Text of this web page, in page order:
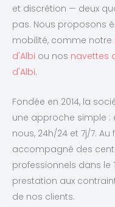
et discrétion — deux
pas. Nous proposons
mobilité, comme notre
d'Albi ou nos navettes
d'Albi.
Fondée en 2014, la
une approche simple
nous, 24h/24 et 7j/7.
accompagné des
professionnels dans
prestation aux
de nos clients.